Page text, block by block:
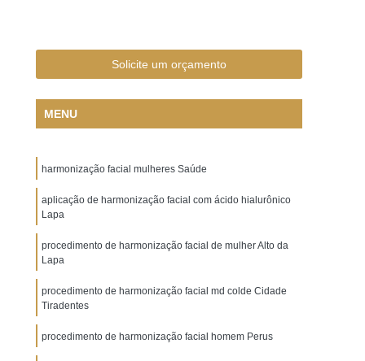
Hialurônico na Olheira
Aplicação de ácido Hialurônico Olheiras
Hialurônico para Olheiras
em Contorno dos Olhos
Botulínica para área dos Olhos
Botulínica para Bigode Chinês
Botulínica para Bruxismo
Botulínica para Hiperidrose
para Linhas de Expressão
Botulínica para Pé de Galinha
Botulínica para Rugas
Solicite um orçamento
MENU
harmonização facial mulheres Saúde
aplicação de harmonização facial com ácido hialurônico
Lapa
procedimento de harmonização facial de mulher Alto da
Lapa
procedimento de harmonização facial md colde Cidade
Tiradentes
procedimento de harmonização facial homem Perus